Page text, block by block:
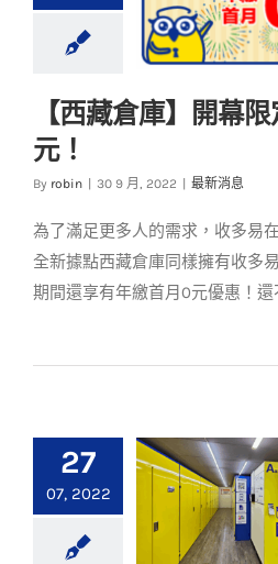
最新消息
【西藏倉庫】開幕
元！
By robin 30 9 月, 2022 最新消息
為了滿足更多人的需求，收多易
全新據點西藏倉庫同樣擁有收多
期間還享有年繳首月0元優惠！還
27
07, 2022